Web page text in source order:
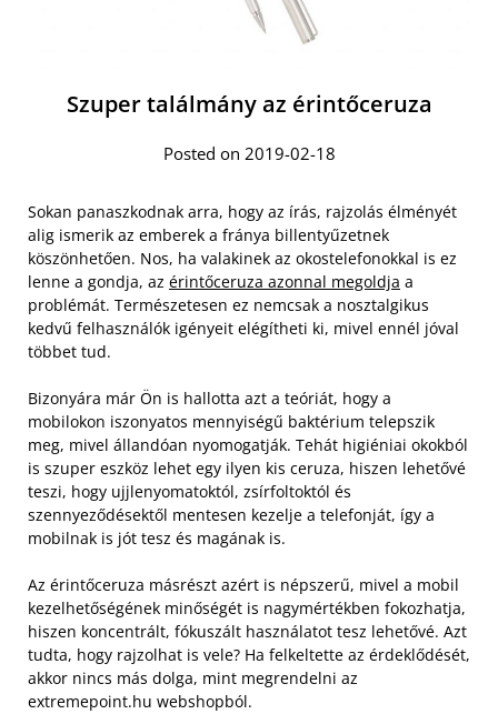
Szuper találmány az érintőceruza
Posted on 2019-02-18
Sokan panaszkodnak arra, hogy az írás, rajzolás élményét
alig ismerik az emberek a fránya billentyűzetnek
köszönhetően. Nos, ha valakinek az okostelefonokkal is ez
lenne a gondja, az érintőceruza azonnal megoldja a
problémát. Természetesen ez nemcsak a nosztalgikus
kedvű felhasználók igényeit elégítheti ki, mivel ennél jóval
többet tud.
Bizonyára már Ön is hallotta azt a teóriát, hogy a
mobilokon iszonyatos mennyiségű baktérium telepszik
meg, mivel állandóan nyomogatják. Tehát higiéniai okokból
is szuper eszköz lehet egy ilyen kis ceruza, hiszen lehetővé
teszi, hogy ujjlenyomatoktól, zsírfoltoktól és
szennyeződésektől mentesen kezelje a telefonját, így a
mobilnak is jót tesz és magának is.
Az érintőceruza másrészt azért is népszerű, mivel a mobil
kezelhetőségének minőségét is nagymértékben fokozhatja,
hiszen koncentrált, fókuszált használatot tesz lehetővé. Azt
tudta, hogy rajzolhat is vele? Ha felkeltette az érdeklődését,
akkor nincs más dolga, mint megrendelni az
extremepoint.hu webshopból.